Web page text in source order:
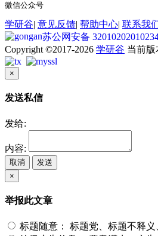
微信公众号
学研谷| 意见反馈| 帮助中心| 联系我
苏公网安备
Copyright ©2017-2026 学研谷 当前版
×
发送私信
发给:
内容:
取消
发送
×
举报此文章
标题随意： 标题党、标题不释义